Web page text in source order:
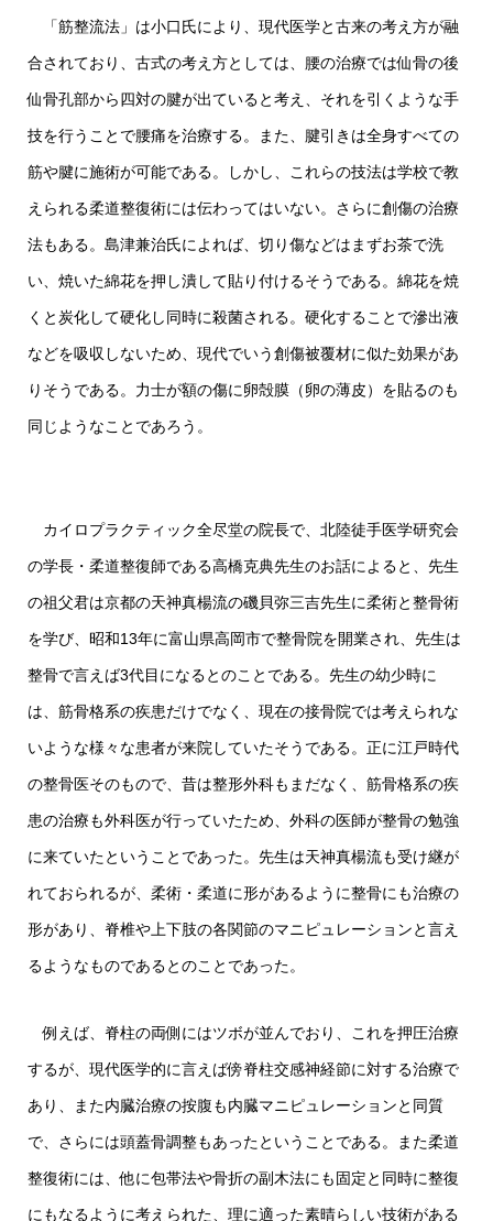
「筋整流法」は小口氏により、現代医学と古来の考え方が融
合されており、古式の考え方としては、腰の治療では仙骨の後
仙骨孔部から四対の腱が出ていると考え、それを引くような手
技を行うことで腰痛を治療する。また、腱引きは全身すべての
筋や腱に施術が可能である。しかし、これらの技法は学校で教
えられる柔道整復術には伝わってはいない。さらに創傷の治療
法もある。島津兼治氏によれば、切り傷などはまずお茶で洗
い、焼いた綿花を押し潰して貼り付けるそうである。綿花を焼
くと炭化して硬化し同時に殺菌される。硬化することで滲出液
などを吸収しないため、現代でいう創傷被覆材に似た効果があ
りそうである。力士が額の傷に卵殻膜（卵の薄皮）を貼るのも
同じようなことであろう。
カイロプラクティック全尽堂の院長で、北陸徒手医学研究会
の学長・柔道整復師である高橋克典先生のお話によると、先生
の祖父君は京都の天神真楊流の磯貝弥三吉先生に柔術と整骨術
を学び、昭和13年に富山県高岡市で整骨院を開業され、先生は
整骨で言えば3代目になるとのことである。先生の幼少時に
は、筋骨格系の疾患だけでなく、現在の接骨院では考えられな
いような様々な患者が来院していたそうである。正に江戸時代
の整骨医そのもので、昔は整形外科もまだなく、筋骨格系の疾
患の治療も外科医が行っていたため、外科の医師が整骨の勉強
に来ていたということであった。先生は天神真楊流も受け継が
れておられるが、柔術・柔道に形があるように整骨にも治療の
形があり、脊椎や上下肢の各関節のマニピュレーションと言え
るようなものであるとのことであった。
例えば、脊柱の両側にはツボが並んでおり、これを押圧治療
するが、現代医学的に言えば傍脊柱交感神経節に対する治療で
あり、また内臓治療の按腹も内臓マニピュレーションと同質
で、さらには頭蓋骨調整もあったということである。また柔道
整復術には、他に包帯法や骨折の副木法にも固定と同時に整復
にもなるように考えられた、理に適った素晴らしい技術がある